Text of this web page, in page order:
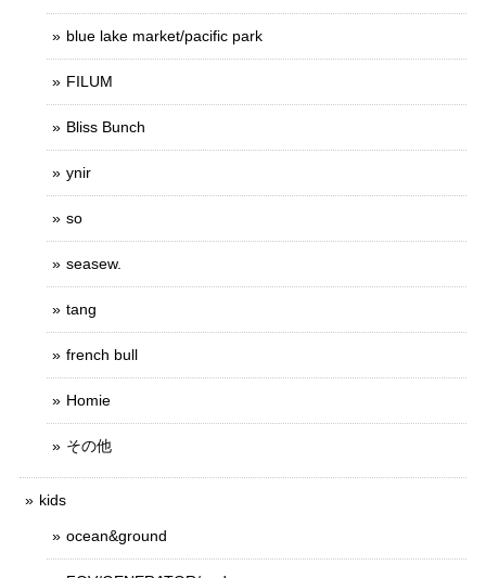
blue lake market/pacific park
FILUM
Bliss Bunch
ynir
so
seasew.
tang
french bull
Homie
その他
kids
ocean&ground